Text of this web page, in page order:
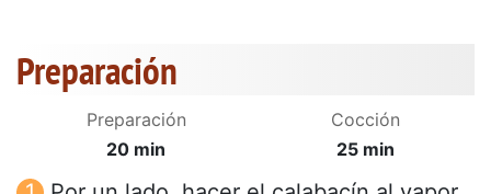
Preparación
Preparación
20 min
Cocción
25 min